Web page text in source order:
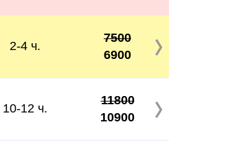
2-4 ч.
7500
6900
10-12 ч.
11800
10900